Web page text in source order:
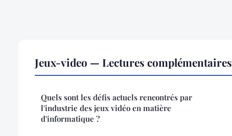
Jeux-video — Lectures complémentaires
Quels sont les défis actuels rencontrés par
l'industrie des jeux vidéo en matière
d'informatique ?